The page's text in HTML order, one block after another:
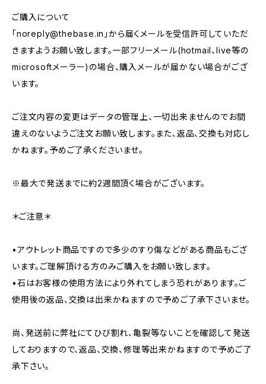
ご購入について
「noreply@thebase.in 」から届くメールを受信許可していただ
きますようお願い致します。一部フリーメール(hotmail、live等の
microsoftメーラー)の場合、購入メールが届かない場合がござ
います。
ご注文内容の変更はデータの管理上、一切出来ませんのでお間
違えのないようご注文お願い致します。また、返品、交換も対応し
かねます。予めご了承くださいませ。
※最大で発送までに約2週間頂く場合がございます。
＊ご注意＊
•アウトレット商品ですので多少のすり傷などがある商品もござ
います。ご理解頂ける方のみご購入をお願い致します。
•石はお客様の使用方法により外れてしまう恐れがあります。ご
使用後の返品、交換は出来かねますので予めご了承下さいませ。
尚、発送前に弊社にてひび割れ、亀裂等ないことを確認して発送
しておりますので、返品、交換、修理等出来かねますので予めご了
承下さい。